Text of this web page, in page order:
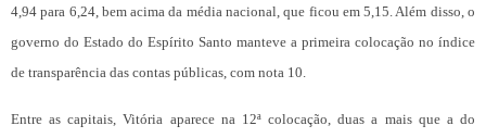
4,94 para 6,24, bem acima da média nacional, que ficou em 5,15. Além disso, o
governo do Estado do Espírito Santo manteve a primeira colocação no índice
de transparência das contas públicas, com nota 10.
Entre as capitais, Vitória aparece na 12ª colocação, duas a mais que a do